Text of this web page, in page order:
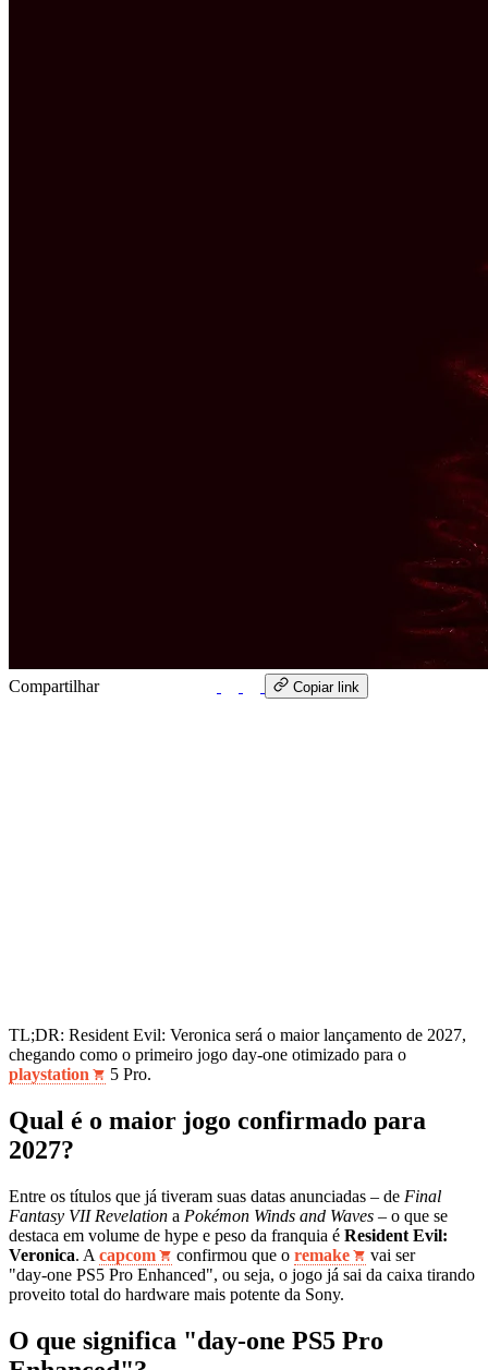
Compartilhar Copiar link
TL;DR: Resident Evil: Veronica será o maior lançamento de 2027,
chegando como o primeiro jogo day‑one otimizado para o
playstation
5 Pro.
Qual é o maior jogo confirmado para
2027?
Entre os títulos que já tiveram suas datas anunciadas – de Final
Fantasy VII Revelation a Pokémon Winds and Waves – o que se
destaca em volume de hype e peso da franquia é Resident Evil:
Veronica. A capcom confirmou que o remake
vai ser
"day‑one PS5 Pro Enhanced", ou seja, o jogo já sai da caixa tirando
proveito total do hardware mais potente da Sony.
O que significa "day‑one PS5 Pro